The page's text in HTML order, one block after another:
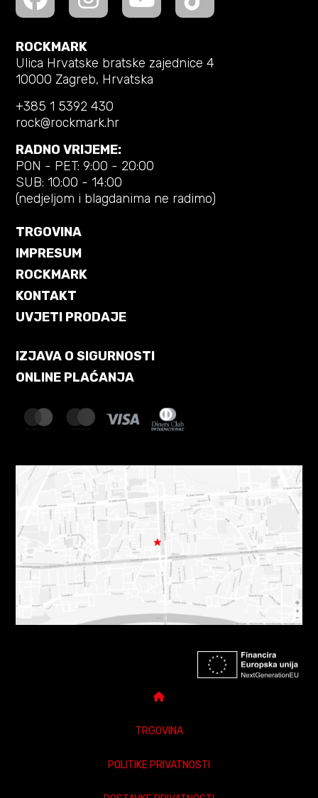
ROCKMARK
Ulica Hrvatske bratske zajednice 4
10000 Zagreb, Hrvatska
+385 1 5392 430
rock@rockmark.hr
RADNO VRIJEME:
PON - PET: 9:00 - 20:00
SUB: 10:00 - 14:00
(nedjeljom i blagdanima ne radimo)
TRGOVINA
IMPRESUM
ROCKMARK
KONTAKT
UVJETI PRODAJE
IZJAVA O SIGURNOSTI
ONLINE PLAĆANJA
TRGOVINA
POLITIKE PRIVATNOSTI